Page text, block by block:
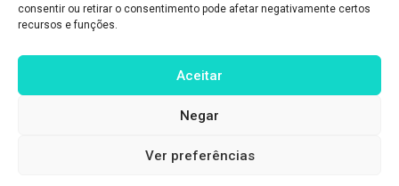
consentir ou retirar o consentimento pode afetar negativamente certos
recursos e funções.
Aceitar
Negar
Ver preferências
DELEGACIA: ITABUNA
Avenida Princesa Isabel, nº 395.
Ed. Itabuna Trade Center, sala 914.
São Caetano – Itabuna (BA)
Horário de Atendimento:
9h às 12h | 13h às 16h